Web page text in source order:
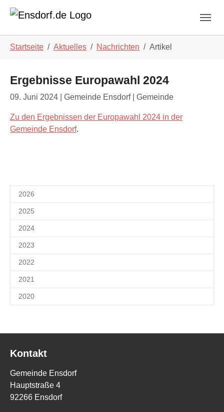
Startseite Aktuelles Nachrichten Artikel
Ergebnisse Europawahl 2024
09. Juni 2024 | Gemeinde Ensdorf | Gemeinde
Zu den Ergebnissen der Europawahl 2024 in der
Gemeinde Ensdorf.
2026
2025
2024
2023
2022
2021
2020
Kontakt
Gemeinde Ensdorf
Hauptstraße 4
92266 Ensdorf